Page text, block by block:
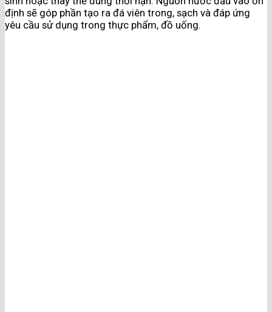
định sẽ góp phần tạo ra đá viên trong, sạch và đáp ứng
yêu cầu sử dụng trong thực phẩm, đồ uống.